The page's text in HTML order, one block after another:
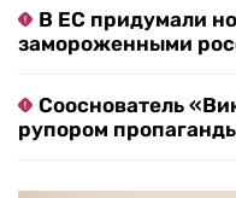
В ЕС придумали
замороженными
Сооснователь
рупором